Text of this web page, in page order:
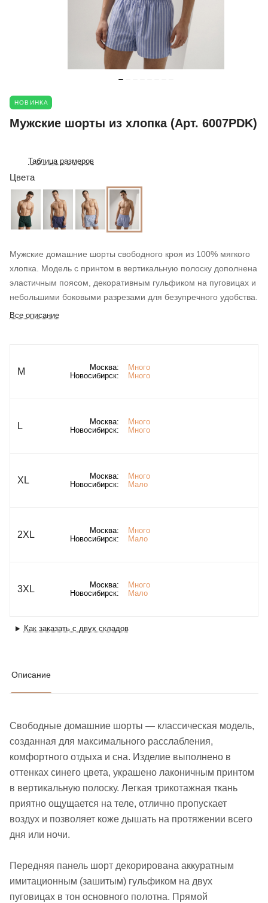
НОВИНКА
Мужские шорты из хлопка (Арт. 6007PDK)
Таблица размеров
Цвета
Мужские домашние шорты свободного кроя из 100% мягкого
хлопка. Модель с принтом в вертикальную полоску дополнена
эластичным поясом, декоративным гульфиком на пуговицах и
небольшими боковыми разрезами для безупречного удобства.
Все описание
M Москва:
Много
Новосибирск:
Много
L Москва:
Много
Новосибирск:
Много
XL Москва:
Много
Новосибирск:
Мало
2XL Москва:
Много
Новосибирск:
Мало
3XL Москва:
Много
Новосибирск:
Мало
Как заказать с двух складов
Описание
Свободные домашние шорты — классическая модель,
созданная для максимального расслабления,
комфортного отдыха и сна. Изделие выполнено в
оттенках синего цвета, украшено лаконичным принтом
в вертикальную полоску. Легкая трикотажная ткань
приятно ощущается на теле, отлично пропускает
воздух и позволяет коже дышать на протяжении всего
дня или ночи.
Передняя панель шорт декорирована аккуратным
имитационным (зашитым) гульфиком на двух
пуговицах в тон основного полотна. Прямой